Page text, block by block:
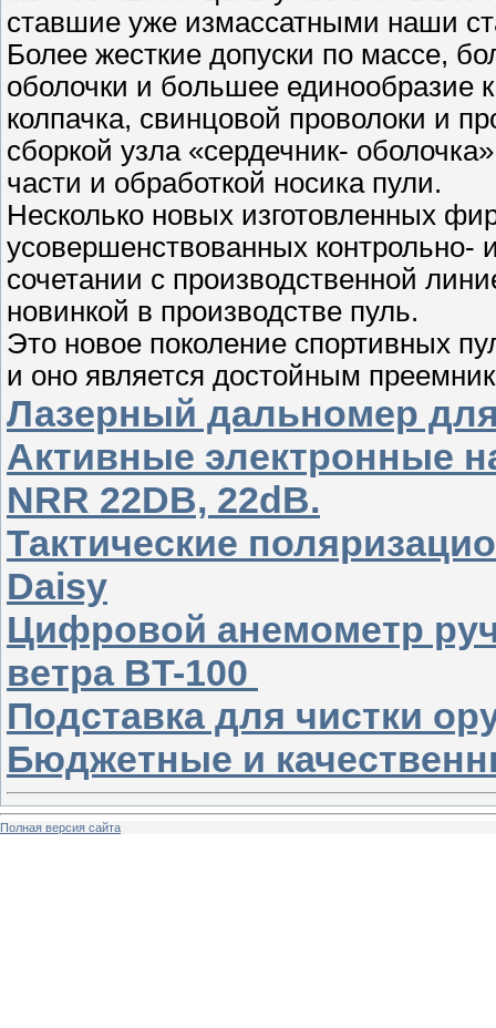
ставшие уже измассатными наши
Более жесткие допуски по массе,
оболочки и бoльшее единообразие
колпачка, свинцовой проволоки и
сборкой узла «сердечник-
части и обработкой носика пули.
Несколько новых изготовленных
усовершенствованных контрольно-
сочетании с производственной
новинкой в производстве пуль.
Это новое поколение спортивных
и оно является достойным
Лазерный дальномер
Активные электронные
NRR 22DB, 22dB.
Тактические
Daisy
Цифровой анемометр
ветра BT-100
Подставка для чистки
Бюджетные и
Полная версия сайта